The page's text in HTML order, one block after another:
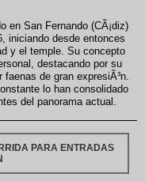
en San Fernando (CÃ¡diz)
iniciando desde entonces
y el temple. Su concepto
destacando por su
de gran expresiÃ³n.
lo han consolidado
del panorama actual.
PARA ENTRADAS